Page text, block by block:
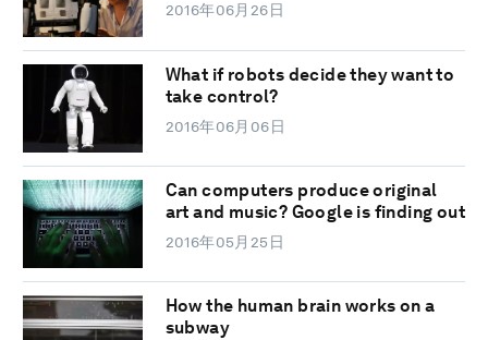
2016年06月26日
What if robots decide they want to
take control?
2016年06月06日
Can computers produce original
art and music? Google is finding out
2016年05月25日
How the human brain works on a
subway